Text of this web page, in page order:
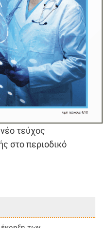
τεύχος
στο περιοδικό